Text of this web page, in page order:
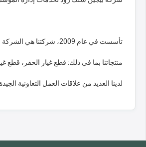
تأسست في عام 2009، شركتنا هي الشركة الرائدة في مجال تصنيع وتوريد قطع غيار الحفر في الصين.
منتجاتنا بما في ذلك: قطع غيار الحفر، قطع
لدينا العديد من علاقات العمل التعاونية